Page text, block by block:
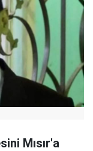
Mısır'a